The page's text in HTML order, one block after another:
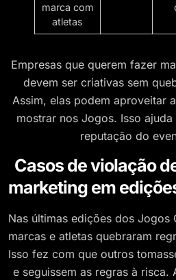
marca com
atletas
Empresas que querem fazer
devem ser criativas sem
Assim, elas podem aproveitar
mostrar nos Jogos. Isso
reputação do
Casos de violação
marketing em
Nas últimas edições dos Jogos
marcas e atletas quebraram
Isso fez com que outros
e seguissem as regras à risca.